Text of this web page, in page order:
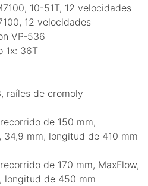
10-51T, 12 velocidades
12 velocidades
VP-536
1x: 36T
raíles de cromoly
de 150 mm,
34,9 mm, longitud de 410 mm
de 170 mm, MaxFlow,
longitud de 450 mm